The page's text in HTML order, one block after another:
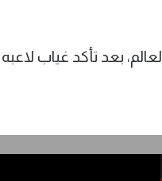
بعد تأكد غياب